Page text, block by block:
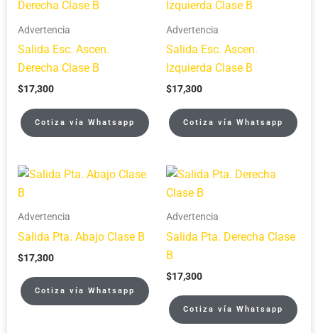
Advertencia
Salida Esc. Ascen.
Derecha Clase B
$17,300
Cotiza vía Whatsapp
Advertencia
Salida Esc. Ascen.
Izquierda Clase B
$17,300
Cotiza vía Whatsapp
Advertencia
Salida Pta. Abajo Clase B
$17,300
Cotiza vía Whatsapp
Advertencia
Salida Pta. Derecha Clase
B
$17,300
Cotiza vía Whatsapp